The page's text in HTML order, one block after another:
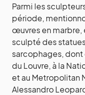
Parmi les
période,
œuvres en marbre,
sculpté des
sarcophages, dont
du Louvre, à la
et au Metropolitan
Alessandro